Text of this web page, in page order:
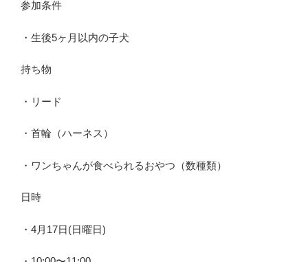
参加条件
・生後5ヶ月以内の子犬
持ち物
・リード
・首輪（ハーネス）
・ワンちゃんが食べられるおやつ（数種類）
日時
・ 4月 17日(日曜日)